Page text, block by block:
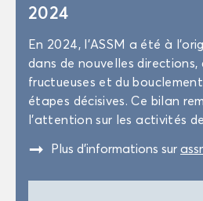
2024
En 2024, l’ASSM a été à
dans de nou­velles di­rec­tions,
fruc­tueuses et du
étapes dé­ci­sives. Ce bilan
l’at­ten­tion sur les ac­ti­vi­tés
" Plus d’in­for­ma­tions sur